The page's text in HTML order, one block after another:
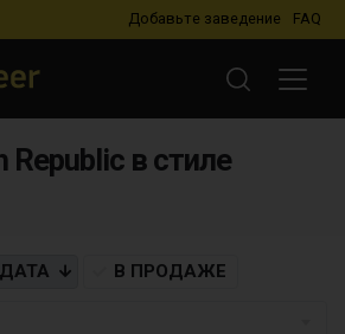
Добавьте заведение FAQ
Republic в стиле
ДАТА В ПРОДАЖЕ